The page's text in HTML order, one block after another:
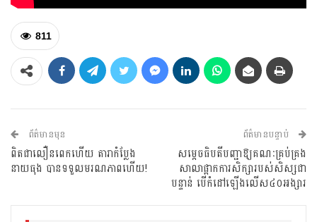
811
ព័ត៌មានមុន
ពិតជាលឿនពេកហើយ តារាកំប្លែង
នាយធុង បានទទួលមរណភាពហើយ!
ព័ត៌មានបន្ទាប់
សម្ដេចធិបតីបញ្ជាឱ្យគណៈគ្រប់គ្រង
សាលាផ្អាកការសិក្សារបស់សិស្សជា
បន្ទាន់ បើកំដៅឡើងលើស៤០អង្សារ